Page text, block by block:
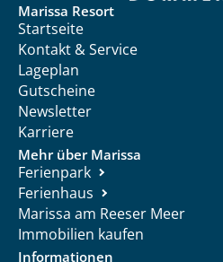
Marissa Resort
Startseite
Kontakt & Service
Lageplan
Gutscheine
Newsletter
Karriere
Mehr über Marissa
Ferienpark
Ferienhaus
Marissa am Reeser Meer
Immobilien kaufen
Informationen